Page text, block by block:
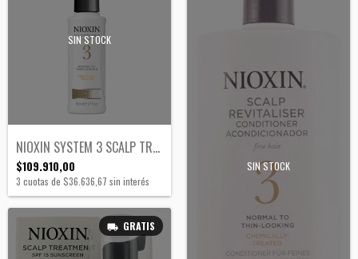
SIN STOCK
NIOXIN SYSTEM 3 SCALP TRATAMIENTO
$109.910,00
3 cuotas de $36.636,67 sin interés
SIN STOCK
GRATIS